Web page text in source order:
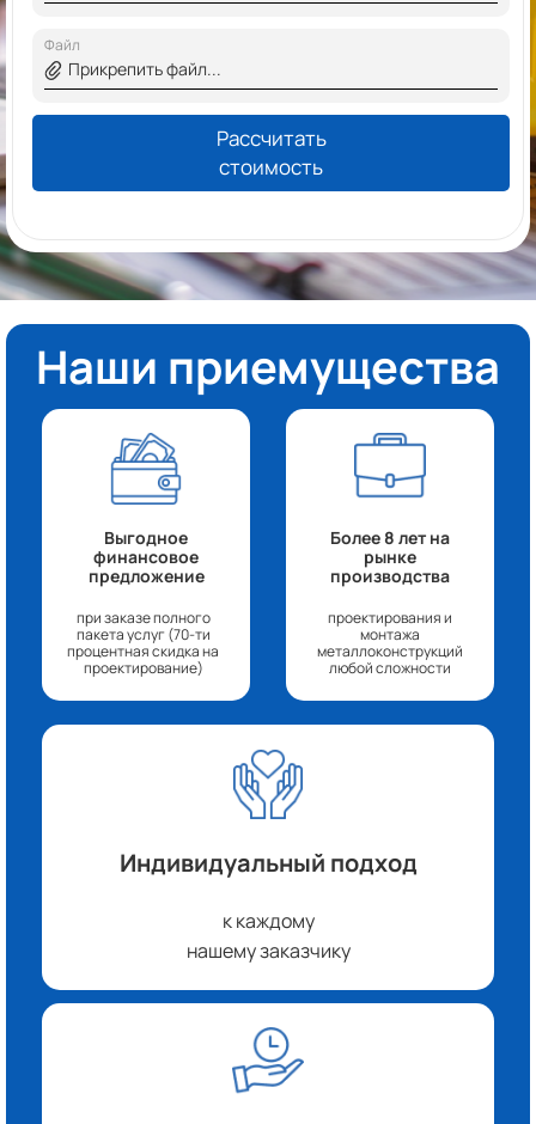
Файл
Прикрепить файл...
Рассчитать
стоимость
Наши приемущества
Выгодное
финансовое
предложение
при заказе полного
пакета услуг (70-ти
процентная скидка на
проектирование)
Более 8 лет на
рынке
производства
проектирования и
монтажа
металлоконструкций
любой сложности
Индивидуальный подход
к каждому
нашему заказчику